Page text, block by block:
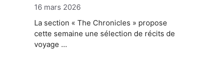
16 mars 2026
La section « The Chronicles » propose
cette semaine une sélection de récits de
voyage …